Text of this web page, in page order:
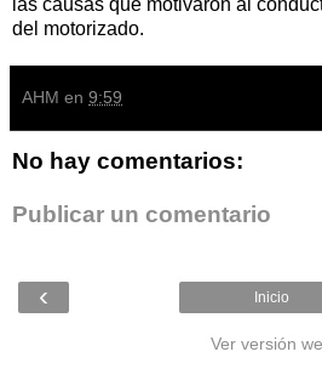
las causas que motivaron al
del motorizado.
AHM en 9:59
No hay comentarios:
Publicar un comentario
‹ Inicio
Ver versión